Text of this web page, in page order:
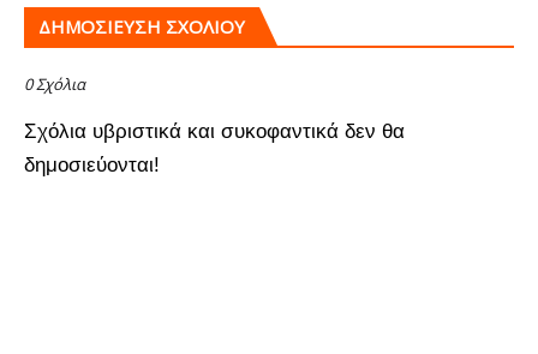
ΔΗΜΟΣΊΕΥΣΗ ΣΧΟΛΊΟΥ
0 Σχόλια
Σχόλια υβριστικά και συκοφαντικά δεν θα
δημοσιεύονται!